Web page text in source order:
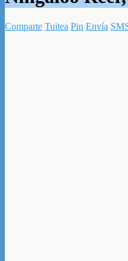
Comparte Tuitea Pin Envía